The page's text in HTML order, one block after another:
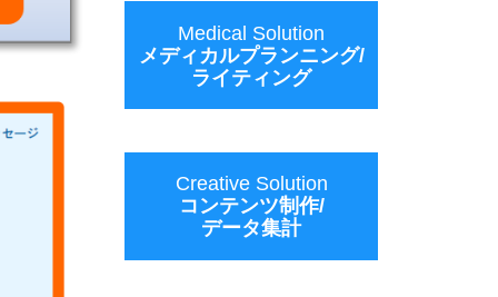
Medical Solution
メディカルプランニング/
ライティング
Creative Solution
コンテンツ制作/
データ集計